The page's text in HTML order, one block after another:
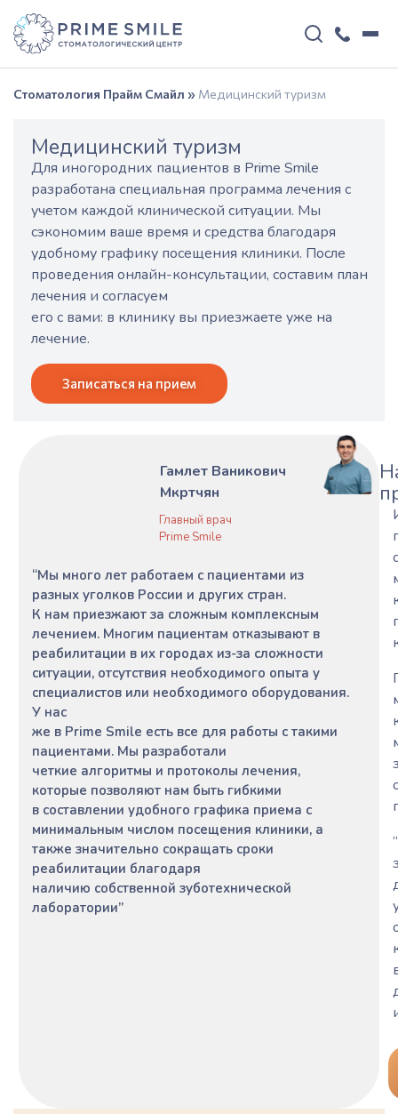
Стоматология Прайм Смайл » Медицинский туризм
Медицинский туризм
Для иногородних пациентов в Prime Smile
разработана специальная программа лечения с
учетом каждой клинической ситуации. Мы
сэкономим ваше время и средства благодаря
удобному графику посещения клиники. После
проведения онлайн-консультации, составим план
лечения и согласуем
его с вами: в клинику вы приезжаете уже на
лечение.
Записаться на прием
Гамлет Ваникович
Мкртчян
Главный врач
Prime Smile
“Мы много лет работаем с пациентами из
разных уголков России и других стран.
К нам приезжают за сложным комплексным
лечением. Многим пациентам отказывают в
реабилитации в их городах из-за сложности
ситуации, отсутствия необходимого опыта у
специалистов или необходимого оборудования.
У нас
же в Prime Smile есть все для работы с такими
пациентами. Мы разработали
четкие алгоритмы и протоколы лечения,
которые позволяют нам быть гибкими
в составлении удобного графика приема с
минимальным числом посещения клиники, а
также значительно сокращать сроки
реабилитации благодаря
наличию собственной зуботехнической
лаборатории”
с